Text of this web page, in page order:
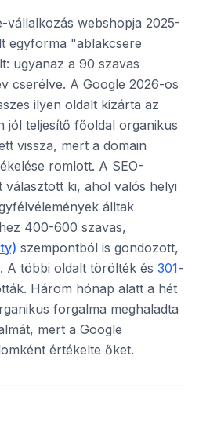
vállalkozás webshopja 2025-
egyforma "ablakcsere
ugyanaz a 90 szavas
cserélve. A Google 2026-os
ilyen oldalt kizárta az
jól teljesítő főoldal organikus
vissza, mert a domain
romlott. A SEO-
ki, ahol valós helyi
álltak
400-600 szavas,
szempontból is gondozott,
A többi oldalt törölték és 301-
Három hónap alatt a hét
forgalma meghaladta
mert a Google
értékelte őket.